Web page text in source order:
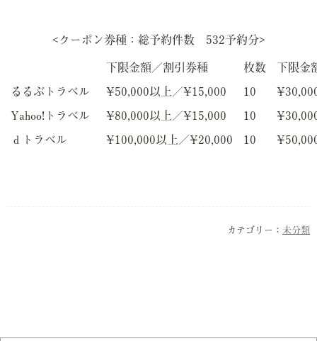
<クーポン券種：総予約件数 532予約分>
下限金額／割引券種
枚数
下限金
るるぶトラベル
¥50,000以上／¥15,000 10
Yahoo!トラベル
¥80,000以上／¥15,000 10
ｄトラベル
¥100,000以上／¥20,000 10
カテゴリー： 未分類